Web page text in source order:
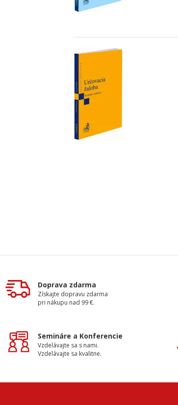
Doprava zdarma
Získajte dopravu zdarma
pri nákupu nad 99 €.
Semináre a Konferencie
Vzdelávajte sa s nami.
Vzdelávajte sa kvalitne.